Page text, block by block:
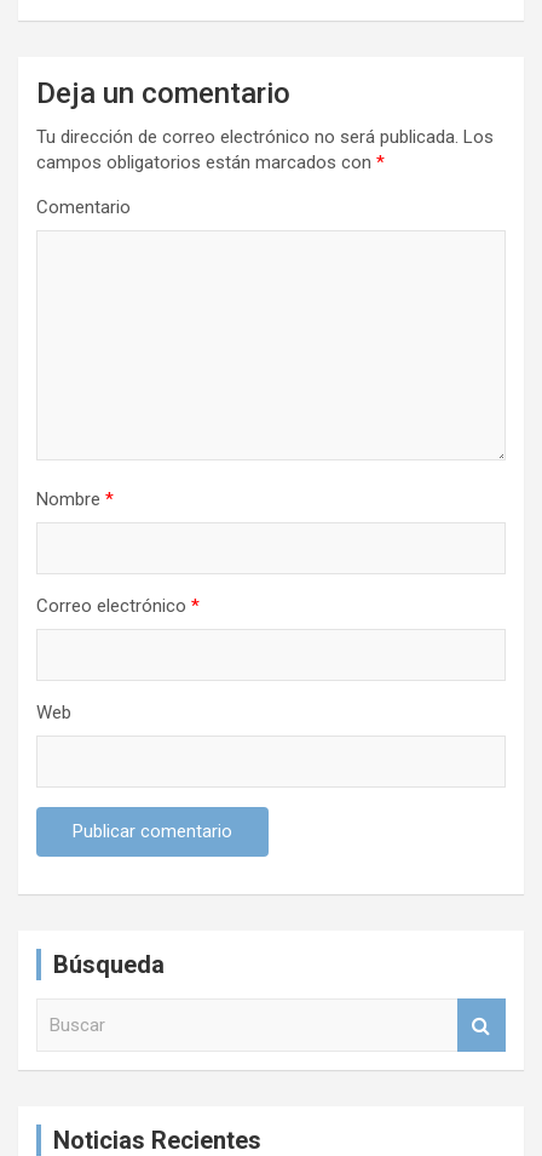
g
Deja un comentario
Tu dirección de correo electrónico no será publicada. Los
campos obligatorios están marcados con *
Comentario
Nombre *
Correo electrónico *
Web
Búsqueda
Noticias Recientes